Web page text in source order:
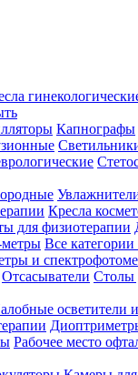
Капнографы
Кресла
для физиотерапии
Все категории
и
Отсасыватели Столы
осветители
Рабочее место